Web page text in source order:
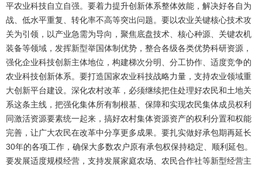
平农业科技自立自强。要着力提升创新体系整体效能，解决好各自为
战、低水平重复、转化率不高等突出问题。要以农业关键核心技术攻
关为引领，以产业急需为导向，聚焦底盘技术、核心种源、关键农机
装备等领域，发挥新型举国体制优势，整合各级各类优势科研资源，
强化企业科技创新主体地位，构建梯次分明、分工协作、适度竞争的
农业科技创新体系。要打造国家农业科技战略力量，支持农业领域重
大创新平台建设。深化农村改革，必须继续把住处理好农民和土地关
系这条主线，把强化集体所有制根基、保障和实现农民集体成员权利
同激活资源要素统一起来，搞好农村集体资源资产的权利分置和权能
完善，让广大农民在改革中分享更多成果。要扎实做好承包期再延长
30年的各项工作，确保大多数农户原有承包权保持稳定、顺利延包。
要发展适度规模经营，支持发展家庭农场、农民合作社等新型经营主